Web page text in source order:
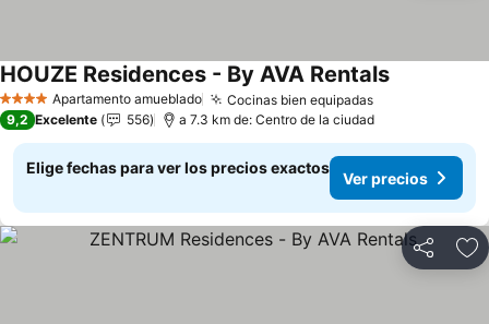
4 EstrellasApartamento amueblado Cocinas bien equipadasVer precios
HOUZE Residences - By AVA RentalsVer precios
9,2 Excelente 556 a 7.3 km de: Centro de la ciudad
Elige fechas para ver los precios exactos
Ver precios
Compartir